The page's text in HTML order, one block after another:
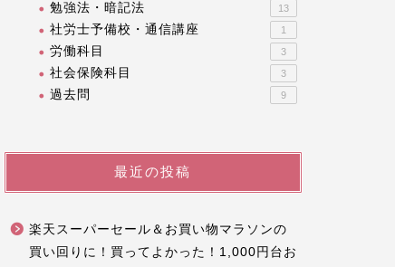
勉強法・暗記法 13
社労士予備校・通信講座 1
労働科目 3
社会保険科目 3
過去問 9
最近の投稿
楽天スーパーセール＆お買い物マラソンの
買い回りに！買ってよかった！1,000円台お